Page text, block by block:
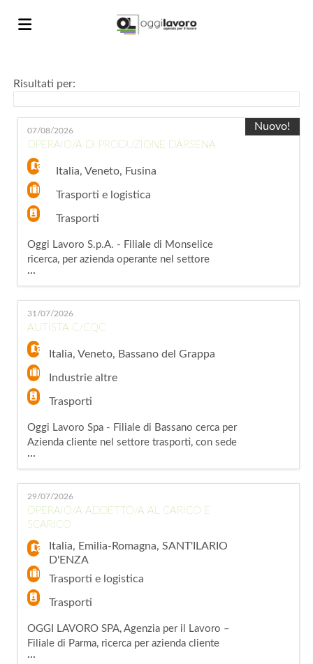
Offerte
di
lavoro
Carica
CV
Login
Lingua
EN
ES
PT
Risultati per:
07/08/2026
OPERAIO/A DI PRODUZIONE DARSENA
Italia,Veneto, Fusina
Trasporti e logistica
Trasporti
Oggi Lavoro S.p.A. - Filiale di Monselice
ricerca, per azienda operante nel settore
nautico con una risorsa da inserire come
OPERAIO/A DARSENA a Fusina (VE) La
risorsa si occuperà di: - Aggancio e sgancio di
imbarcazioni di grandi dimensioni durante le
operazioni di alaggio e varo; - Supporto alle
attività di movimentazione delle imbarcazion
...
Nuovo!
31/07/2026
AUTISTA C/CQC
Italia,Veneto, Bassano del Grappa
Industrie altre
Trasporti
Oggi Lavoro Spa - Filiale di Bassano cerca per
Azienda cliente nel settore trasporti, con sede
a Bassano del Grappa (VI), ricerchiamo
un AUTISTA C-CQC da inserire con scopo
assunzione. La risorsa si occuperà di trasporto
e consegna di gas e prodotti petroliferi,
gestione del mezzo assegnato nel rispetto
delle normative di sicurezza. Orario di lav
...
29/07/2026
OPERAIO/A ADDETTO/A AL CARICO E
SCARICO
Italia, Emilia-Romagna,SANT'ILARIO
D'ENZA
Trasporti e logistica
Trasporti
OGGI LAVORO SPA, Agenzia per il Lavoro –
Filiale di Parma, ricerca per azienda cliente
un/una OPERAIO/A ADDETTO/A AL CARICO
...